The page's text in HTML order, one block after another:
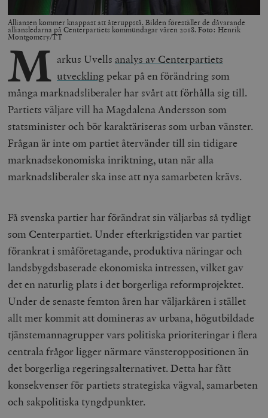
Alliansen kommer knappast att återuppstå. Bilden föreställer de dåvarande
alliansledarna på Centerpartiets kommundagar våren 2018. Foto: Henrik
Montgomery/TT
M arkus Uvells analys av Centerpartiets
utvecklingpekar på en förändring som
många marknadsliberaler har svårt att förhålla sig till.
Partiets väljare vill ha Magdalena Andersson som
statsminister och bör karaktäriseras som urban vänster.
Frågan är inte om partiet återvänder till sin tidigare
marknadsekonomiska inriktning, utan när alla
marknadsliberaler ska inse att nya samarbeten krävs.
Få svenska partier har förändrat sin väljarbas så tydligt
som Centerpartiet. Under efterkrigstiden var partiet
förankrat i småföretagande, produktiva näringar och
landsbygdsbaserade ekonomiska intressen, vilket gav
det en naturlig plats i det borgerliga reformprojektet.
Under de senaste femton åren har väljarkåren i stället
allt mer kommit att domineras av urbana, högutbildade
tjänstemannagrupper vars politiska prioriteringar i flera
centrala frågor ligger närmare vänsteroppositionen än
det borgerliga regeringsalternativet. Detta har fått
konsekvenser för partiets strategiska vägval, samarbeten
och sakpolitiska tyngdpunkter.